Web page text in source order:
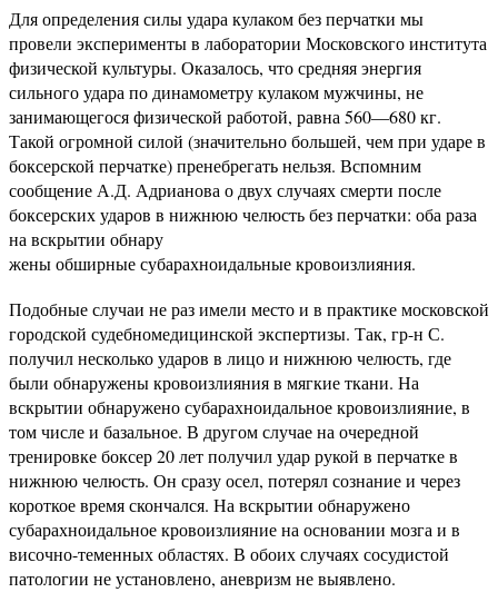
Для определения силы удара кулаком без перчатки мы
провели эксперименты в лаборатории Московского института
физической культуры. Оказалось, что средняя энергия
сильного удара по динамометру кулаком мужчины, не
занимающегося физической работой, равна 560—680 кг.
Такой огромной силой (значительно большей, чем при ударе в
боксерской перчатке) пренебрегать нельзя. Вспомним
сообщение А.Д. Адрианова о двух случаях смерти после
боксерских ударов в нижнюю челюсть без перчатки: оба раза
на вскрытии обнару­
жены обширные субарахноидальные кровоизлияния.
Подобные случаи не раз имели место и в практике московской
городской судебномедицинской экспертизы. Так, гр-н С.
получил несколько ударов в лицо и нижнюю челюсть, где
были обнаружены кровоизлияния в мягкие ткани. На
вскрытии обнаружено субарахноидальное кровоизлияние, в
том числе и базальное. В другом случае на очередной
тренировке боксер 20 лет получил удар рукой в перчатке в
нижнюю челюсть. Он сразу осел, потерял сознание и через
короткое время скончался. На вскрытии обнаружено
субарахноидальное кровоизлияние на основании мозга и в
височно-теменных областях. В обоих случаях сосудистой
патологии не установлено, аневризм не выявлено.